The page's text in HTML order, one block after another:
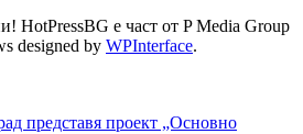
HotPressBG е част от P Media Group
designed by WPInterface.
представя проект „Основно